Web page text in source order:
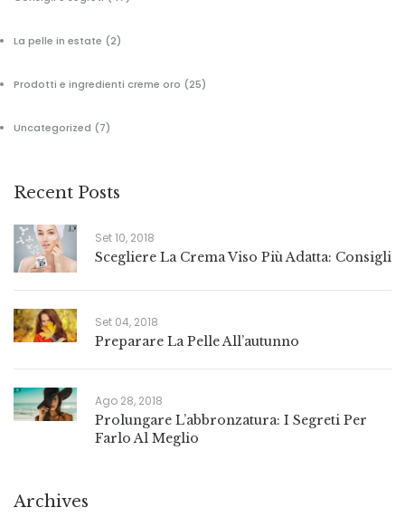
La pelle in estate (2)
Prodotti e ingredienti creme oro (25)
Uncategorized (7)
Recent Posts
Set 10, 2018
Scegliere La Crema Viso Più Adatta: Consigli
Set 04, 2018
Preparare La Pelle All’autunno
Ago 28, 2018
Prolungare L’abbronzatura: I Segreti Per
Farlo Al Meglio
Archives